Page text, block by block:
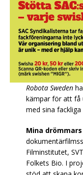
Robota Sweden
kämpar för att få
med sina fackliga
Mina
Filminstitutet,
Folkets Bio. I